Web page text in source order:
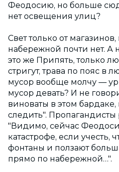
Феодосию, но больше
нет освещения улиц?
Свет только от
набережной почти нет. А
это же Припять, только
стригут, трава по пояс в
мусор вообще молчу —
мусор девать? И не
виноваты в этом
следить".
"Видимо, сейчас
катастрофе, если учесть,
фонтаны и ползают
прямо по набережной…".